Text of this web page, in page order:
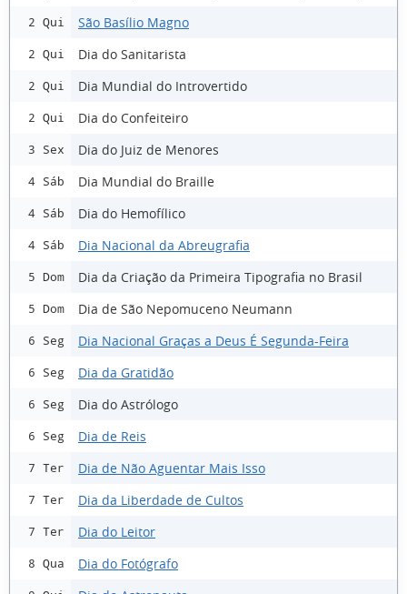
2 Qui São Basílio Magno
2 Qui Dia do Sanitarista
2 Qui Dia Mundial do Introvertido
2 Qui Dia do Confeiteiro
3 Sex Dia do Juiz de Menores
4 Sáb Dia Mundial do Braille
4 Sáb Dia do Hemofílico
4 Sáb Dia Nacional da Abreugrafia
5 Dom Dia da Criação da Primeira Tipografia no Brasil
5 Dom Dia de São Nepomuceno Neumann
6 Seg Dia Nacional Graças a Deus É Segunda-Feira
6 Seg Dia da Gratidão
6 Seg Dia do Astrólogo
6 Seg Dia de Reis
7 Ter Dia de Não Aguentar Mais Isso
7 Ter Dia da Liberdade de Cultos
7 Ter Dia do Leitor
8 Qua Dia do Fotógrafo